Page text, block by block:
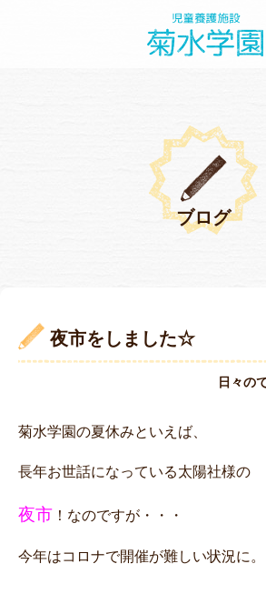
ブログ
夜市をしました☆
日々の
菊水学園の夏休みといえば、
長年お世話になっている太陽社様の
夜市 ！なのですが・・・
今年はコロナで開催が難しい状況に。